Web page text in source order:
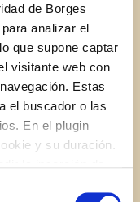
de Borges
analizar el
que supone captar
visitante web con
Estas
el buscador o las
En el plugin
y su duración.